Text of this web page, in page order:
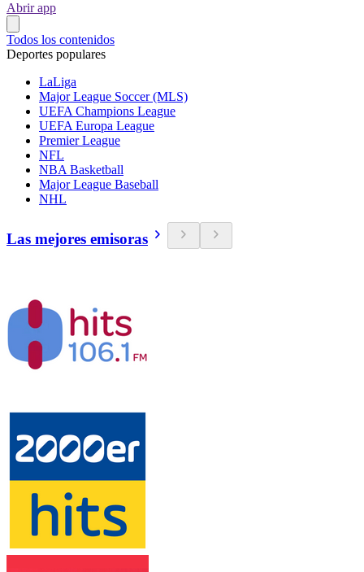
Abrir app
Todos los contenidos
Deportes populares
LaLiga
Major League Soccer (MLS)
UEFA Champions League
UEFA Europa League
Premier League
NFL
NBA Basketball
Major League Baseball
NHL
Las mejores emisoras